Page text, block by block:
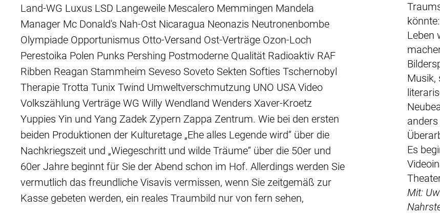
Land-WG Luxus LSD Langeweile Mescalero Memmingen Mandela
Manager Mc Donald's Nah-Ost Nicaragua Neonazis Neutronenbombe
Olympiade Opportunismus Otto-Versand Ost-Verträge Ozon-Loch
Perestoika Polen Punks Pershing Postmoderne Qualität Radioaktiv RAF
Ribben Reagan Stammheim Seveso Soveto Sekten Softies Tschernobyl
Therapie Trotta Tunix Twind Umweltverschmutzung UNO USA Video
Volkszählung Verträge WG Willy Wendland Wenders Xaver-Kroetz
Yuppies Yin und Yang Zadek Zypern Zappa Zentrum. Wie bei den ersten
beiden Produktionen der Kulturetage „Ehe alles Legende wird“ über die
Nachkriegszeit und „Wiegeschritt und wilde Träume“ über die 50er und
60er Jahre beginnt für Sie der Abend schon im Hof. Allerdings werden Sie
vermutlich das freundliche Visavis vermissen, wenn Sie zeitgemäß zur
Kasse gebeten werden, ein reales Traumbild nur von fern sehen,
Leben
Musik,
Es
Mit: